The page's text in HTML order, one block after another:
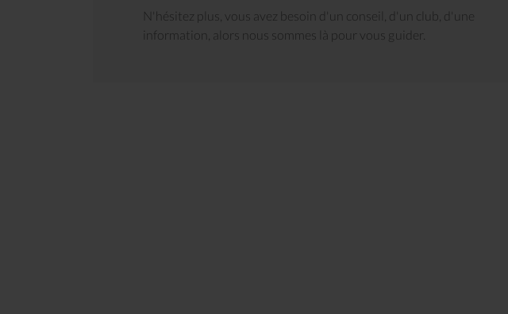
N'hésitez plus, vous avez besoin d'un conseil, d'un club, d'une
information, alors nous sommes là pour vous guider.